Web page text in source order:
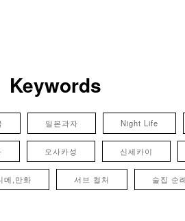
Keywords
일본과자 Night Life
오사카성 신세카이
메,만화 서브 컬처 술집 순